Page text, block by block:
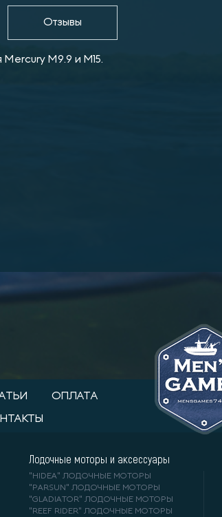
Отзывы
M9.9 и М15.
ОПЛАТА
Лодочные моторы и аксессуары
"HIDEA" ЛОДОЧНЫЕ МОТОРЫ
"PARSUN" ЛОДОЧНЫЕ МОТОРЫ
"GLADIATOR" ЛОДОЧНЫЕ МОТОРЫ
"REEF RIDER" ЛОДОЧНЫЕ МОТОРЫ